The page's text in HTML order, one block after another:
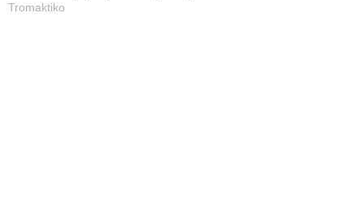
Tromaktiko